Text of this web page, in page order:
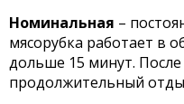
Номинальная –
мясорубка работает в
дольше 15 минут. После
продолжительный